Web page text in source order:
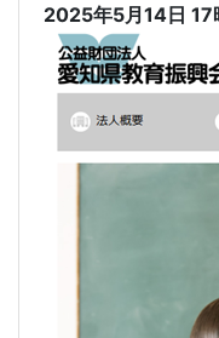
2025年5月14日